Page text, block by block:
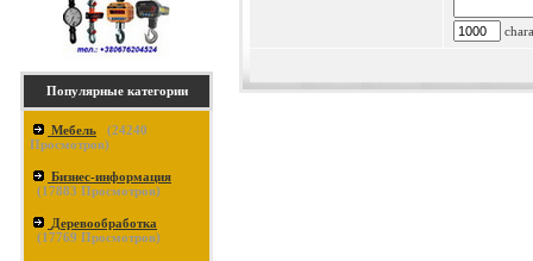
Популярные категории
Мебель (24240
Просмотров)
Бизнес-информация
(17883 Просмотров)
Деревообработка
(17769 Просмотров)